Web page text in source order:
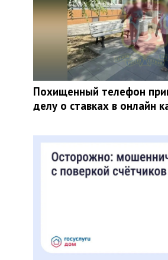
Похищенный телефон
делу о ставках в онлайн